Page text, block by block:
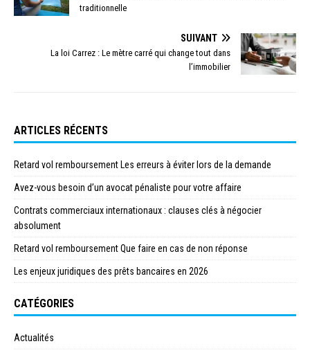
traditionnelle
SUIVANT
La loi Carrez : Le mètre carré qui change tout dans
l’immobilier
ARTICLES RÉCENTS
Retard vol remboursement Les erreurs à éviter lors de la demande
Avez-vous besoin d’un avocat pénaliste pour votre affaire
Contrats commerciaux internationaux : clauses clés à négocier
absolument
Retard vol remboursement Que faire en cas de non réponse
Les enjeux juridiques des prêts bancaires en 2026
CATÉGORIES
Actualités